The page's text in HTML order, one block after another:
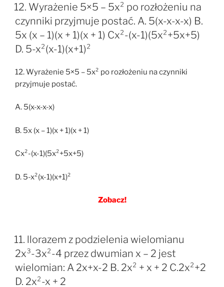
12. Wyrażenie 5×5 – 5x² po rozłożeniu na
czynniki przyjmuje postać. A. 5(x-x-x-x) B.
5x (x – 1)(x + 1)(x + 1) Cx²-(x-1)(5x²+5x+5)
D. 5-x²(x-1)(x+1)²
12. Wyrażenie 5×5 – 5x² po rozłożeniu na czynniki
przyjmuje postać.
A. 5(x-x-x-x)
B. 5x (x – 1)(x + 1)(x + 1)
Cx²-(x-1)(5x²+5x+5)
D. 5-x²(x-1)(x+1)²
Zobacz!
11. llorazem z podzielenia wielomianu
2x³-3x²-4 przez dwumian x – 2 jest
wielomian: A 2x+x-2 B. 2x² + x + 2 C.2x²+2
D. 2x²-x + 2